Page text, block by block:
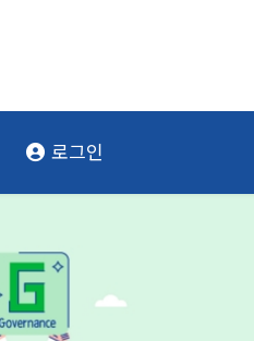
로그인